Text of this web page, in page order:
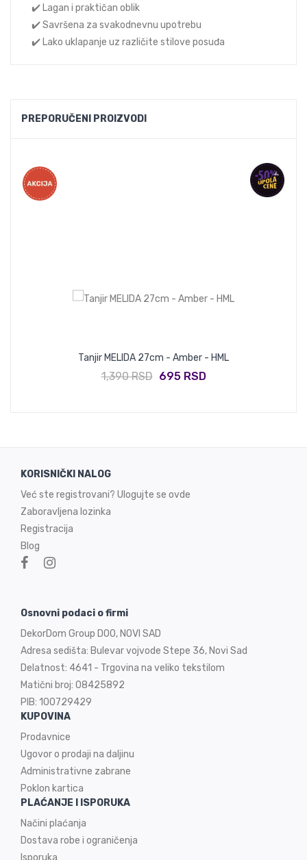
✔️ Lagan i praktičan oblik
✔️ Savršena za svakodnevnu upotrebu
✔️ Lako uklapanje uz različite stilove posuđa
PREPORUČENI PROIZVODI
Tanjir MELIDA 27cm - Amber - HML
1,390 RSD 695 RSD
KORISNIČKI NALOG
Već ste registrovani? Ulogujte se ovde
Zaboravljena lozinka
Registracija
Blog
Osnovni podaci o firmi
DekorDom Group DOO, NOVI SAD
Adresa sedišta: Bulevar vojvode Stepe 36, Novi Sad
Delatnost: 4641 - Trgovina na veliko tekstilom
Matični broj: 08425892
PIB: 100729429
KUPOVINA
Prodavnice
Ugovor o prodaji na daljinu
Administrativne zabrane
Poklon kartica
PLAĆANJE I ISPORUKA
Načini plaćanja
Dostava robe i ograničenja
Isporuka